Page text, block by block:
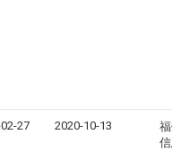
27 2020-10-13
福州
信息